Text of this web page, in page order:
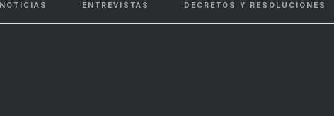
NOTICIAS ENTREVISTAS DECRETOS Y RESOLUCIONES